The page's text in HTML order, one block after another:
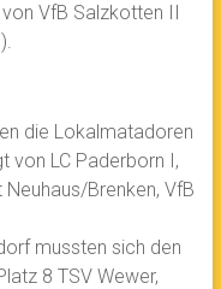
VfB Salzkotten II
die Lokalmatadoren
von LC Paderborn I,
Brenken, VfB
mussten sich den
8 TSV Wewer,